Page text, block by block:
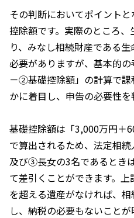
その判断においてポイント
控除額です。実際のところ
り、みなし相続財産である
必要がありますが、基本的
－②基礎控除額」の計算で課
かに着目し、申告の必要性を
基礎控除額は「3,000万円＋
で算出されるため、法定相
及び③長女の3名であるときは
て差引くことができます。上
を超える遺産がなければ、
し、納税の必要もないことが